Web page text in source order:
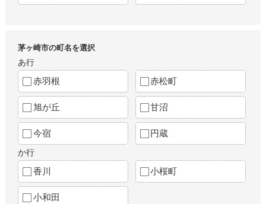
茅ヶ崎市の町名を選択
あ行
赤羽根 赤松町
旭が丘 甘沼
今宿 円蔵
か行
香川 小桜町
小和田